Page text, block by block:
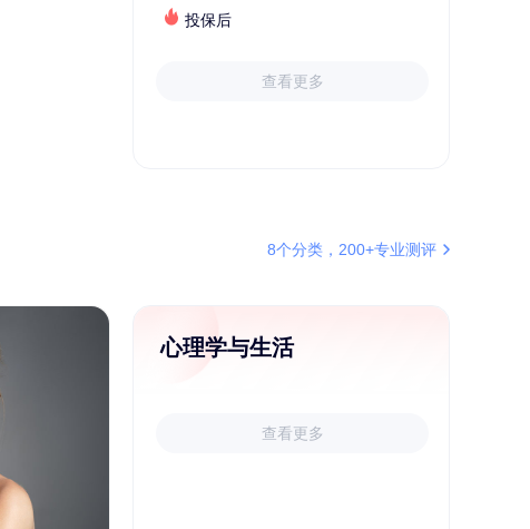
投保后
查看更多
8个分类，200+专业测评
心理学与生活
查看更多